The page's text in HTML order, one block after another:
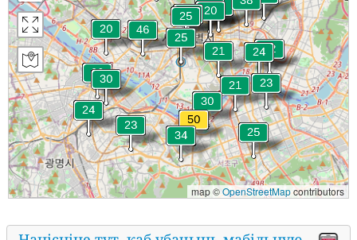
map ©OpenStreetMapcontributors